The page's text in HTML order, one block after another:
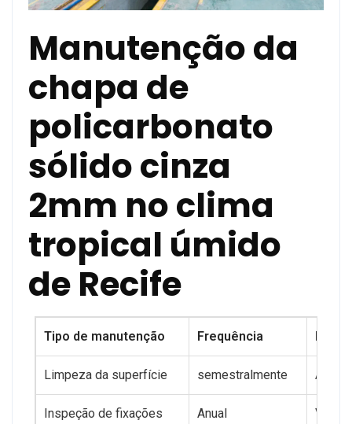
Manutenção da
chapa de
policarbonato
sólido cinza
2mm no clima
tropical úmido
de Recife
Tipo de manutenção Frequência
Limpeza da superfície semestralmente Água
Inspeção de fixações Anual